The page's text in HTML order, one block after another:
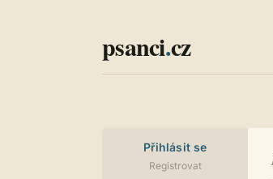
psanci.cz
Přihlásit se
Registrovat